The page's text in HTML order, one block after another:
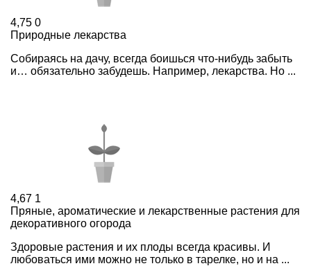
4,75 0
Природные лекарства
Собираясь на дачу, всегда боишься что-нибудь забыть
и… обязательно забудешь. Например, лекарства. Но ...
4,67 1
Пряные, ароматические и лекарственные растения для
декоративного огорода
Здоровые растения и их плоды всегда красивы. И
любоваться ими можно не только в тарелке, но и на ...